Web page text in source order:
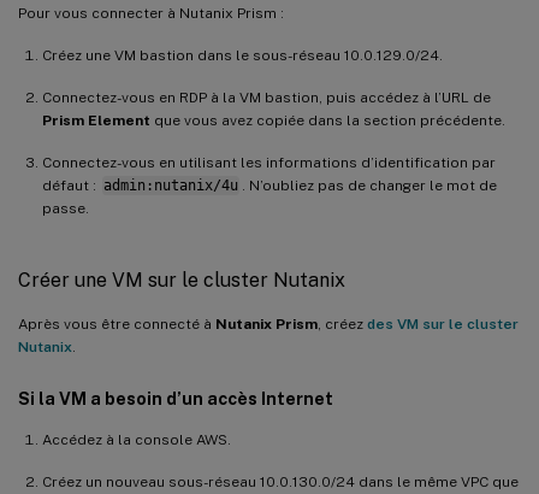
Pour vous connecter à Nutanix Prism :
Créez une VM bastion dans le sous-réseau 10.0.129.0/24.
Connectez-vous en RDP à la VM bastion, puis accédez à l’URL de
Prism Element que vous avez copiée dans la section précédente.
Connectez-vous en utilisant les informations d’identification par
défaut : admin:nutanix/4u
. N’oubliez pas de changer le mot de
passe.
Créer une VM sur le cluster Nutanix
Après vous être connecté à Nutanix Prism , créez des VM sur le cluster
Nutanix
Si la VM a besoin d’un accès Internet
Accédez à la console AWS.
Créez un nouveau sous-réseau 10.0.130.0/24 dans le même VPC que